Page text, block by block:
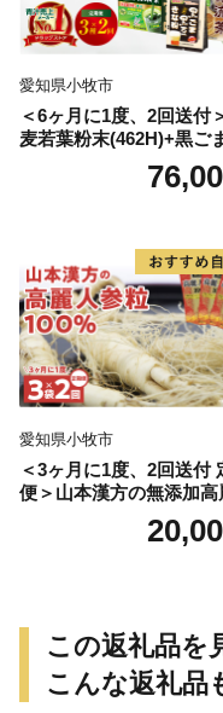
愛知県小牧市
＜6ヶ月に1度、2回送付
麦若葉粉末(462H)+黒ご
豆きな粉+ 糖流茶 山本
愛知県小牧市
＜3ヶ月に1度、2回送付
便＞山本漢方の無添加高
この返礼品を
こんな返礼品